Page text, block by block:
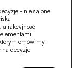
- nie są one
atrakcyjność
omówimy
na decyzje